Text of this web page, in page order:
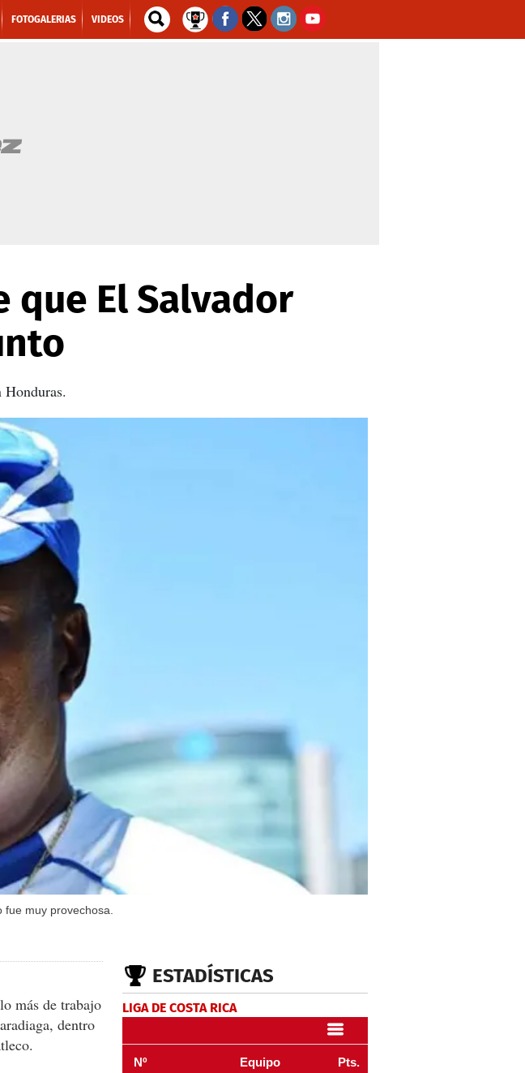
FOTOGALERIAS VIDEOS
que El Salvador
Honduras.
muy provechosa.
más de trabajo
dentro
ESTADÍSTICAS
LIGA DE COSTA RICA